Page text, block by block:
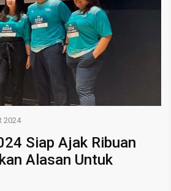
2024
Siap Ajak Ribuan
Alasan Untuk